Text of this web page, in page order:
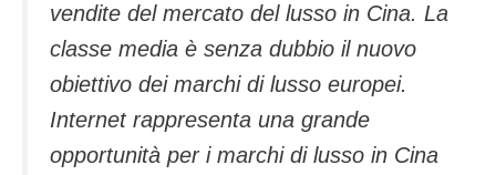
vendite del mercato del lusso in Cina. La
classe media è senza dubbio il nuovo
obiettivo dei marchi di lusso europei.
Internet rappresenta una grande
opportunità per i marchi di lusso in Cina